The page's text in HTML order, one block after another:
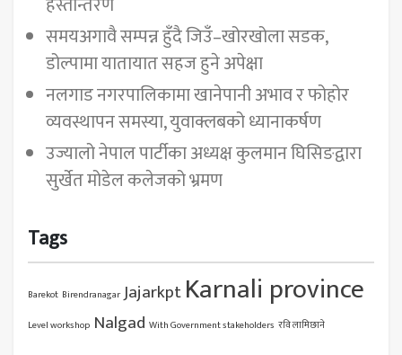
समयअगावै सम्पन्न हुँदै जिउँ–खोरखोला सडक,
डोल्पामा यातायात सहज हुने अपेक्षा
नलगाड नगरपालिकामा खानेपानी अभाव र फोहोर
व्यवस्थापन समस्या, युवाक्लबको ध्यानाकर्षण
उज्यालो नेपाल पार्टीका अध्यक्ष कुलमान घिसिङद्वारा
सुर्खेत मोडेल कलेजको भ्रमण
Tags
Barekot Birendranagar JajarkptKarnali province
Level workshop Nalgad With Government stakeholders रवि लामिछाने